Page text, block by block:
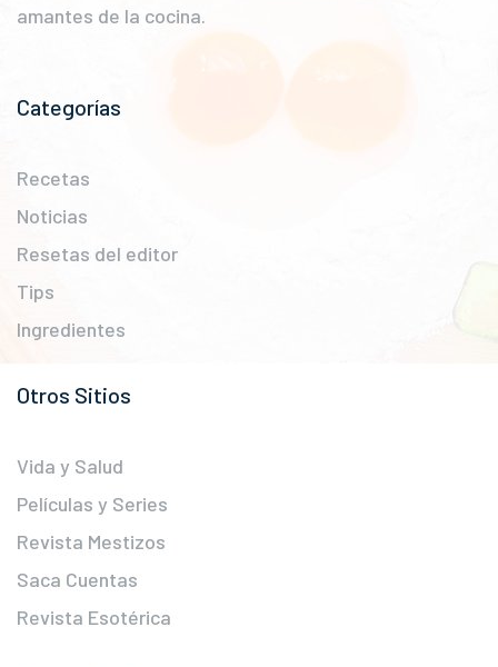
amantes de la cocina.
Categorías
Recetas
Noticias
Resetas del editor
Tips
Ingredientes
Otros Sitios
Vida y Salud
Películas y Series
Revista Mestizos
Saca Cuentas
Revista Esotérica